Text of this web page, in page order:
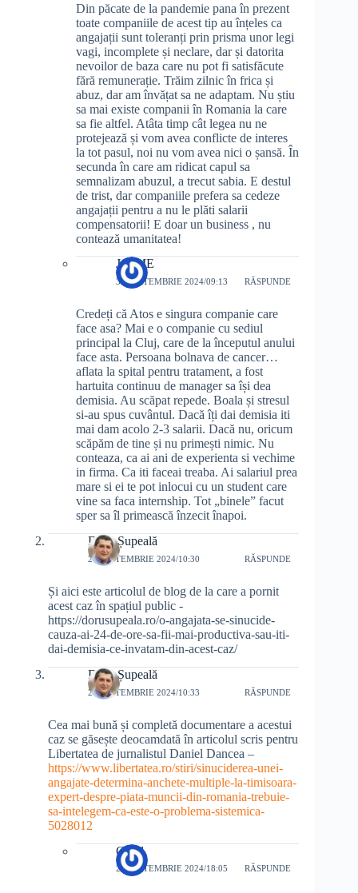
Din păcate de la pandemie pana în prezent
toate companiile de acest tip au înțeles ca
angajații sunt toleranți prin prisma unor legi
vagi, incomplete și neclare, dar și datorita
nevoilor de baza care nu pot fi satisfăcute
fără remunerație. Trăim zilnic în frica și
abuz, dar am învățat sa ne adaptam. Nu știu
sa mai existe companii în Romania la care
sa fie altfel. Atâta timp cât legea nu ne
protejează și vom avea conflicte de interes
la tot pasul, noi nu vom avea nici o șansă. În
secunda în care am ridicat capul sa
semnalizam abuzul, a trecut sabia. E destul
de trist, dar companiile prefera sa cedeze
angajații pentru a nu le plăti salarii
compensatorii! E doar un business , nu
contează umanitatea!
JustME
30 SEPTEMBRIE 2024/09:13 RĂSPUNDE
Credeți că Atos e singura companie care
face asa? Mai e o companie cu sediul
principal la Cluj, care de la începutul anului
face asta. Persoana bolnava de cancer…
aflata la spital pentru tratament, a fost
hartuita continuu de manager sa își dea
demisia. Au scăpat repede. Boala și stresul
si-au spus cuvântul. Dacă îți dai demisia iti
mai dam acolo 2-3 salarii. Dacă nu, oricum
scăpăm de tine și nu primești nimic. Nu
conteaza, ca ai ani de experienta si vechime
in firma. Ca iti faceai treaba. Ai salariul prea
mare si ei te pot inlocui cu un student care
vine sa faca internship. Tot „binele” facut
sper sa îl primească înzecit înapoi.
Doru Șupeală
28 SEPTEMBRIE 2024/10:30 RĂSPUNDE
Și aici este articolul de blog de la care a pornit
acest caz în spațiul public -
https://dorusupeala.ro/o-angajata-se-sinucide-
cauza-ai-24-de-ore-sa-fii-mai-productiva-sau-iti-
dai-demisia-ce-invatam-din-acest-caz/
Doru Șupeală
28 SEPTEMBRIE 2024/10:33 RĂSPUNDE
Cea mai bună și completă documentare a acestui
caz se găsește deocamdată în articolul scris pentru
Libertatea de jurnalistul Daniel Dancea –
https://www.libertatea.ro/stiri/sinuciderea-unei-
angajate-determina-anchete-multiple-la-timisoara-
expert-despre-piata-muncii-din-romania-trebuie-
sa-intelegem-ca-este-o-problema-sistemica-
5028012
Gigel
28 SEPTEMBRIE 2024/18:05 RĂSPUNDE